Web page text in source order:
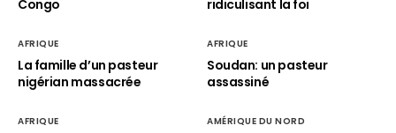
Congo
ridiculisant la foi
AFRIQUE
La famille d’un pasteur
nigérian massacrée
AFRIQUE
Soudan: un pasteur
assassiné
AFRIQUE AMÉRIQUE DU NORD